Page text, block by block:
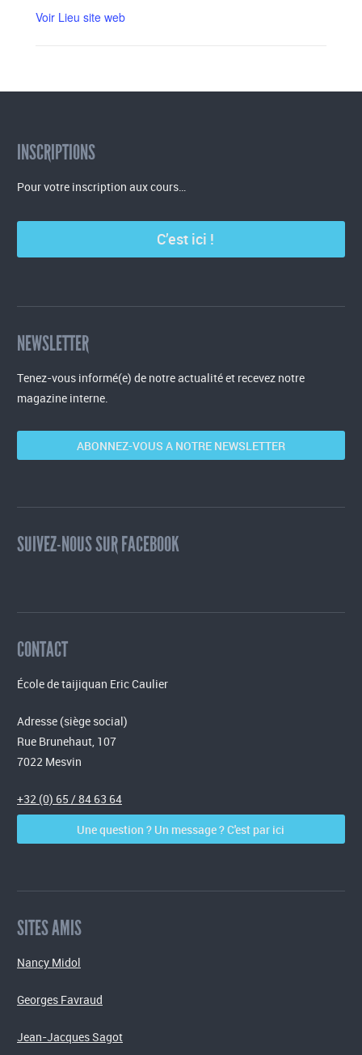
Voir Lieu site web
INSCRIPTIONS
Pour votre inscription aux cours…
C’est ici !
NEWSLETTER
Tenez-vous informé(e) de notre actualité et recevez notre
magazine interne.
ABONNEZ-VOUS A NOTRE NEWSLETTER
SUIVEZ-NOUS SUR FACEBOOK
CONTACT
École de taijiquan Eric Caulier
Adresse (siège social)
Rue Brunehaut, 107
7022 Mesvin
+32 (0) 65 / 84 63 64
Une question ? Un message ? C'est par ici
SITES AMIS
Nancy Midol
Georges Favraud
Jean-Jacques Sagot